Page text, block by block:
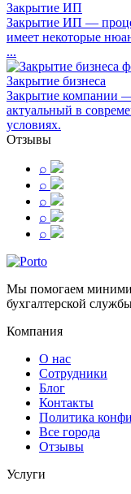
Закрытие ИП
Закрытие ИП —
имеет некоторые
...
Закрытие бизнеса
Закрытие компании
актуальный в
условиях.
Отзывы
⌕
⌕
⌕
⌕
⌕
Мы помогаем
бухгалтерской
Компания
О нас
Сотрудники
Блог
Контакты
Политика
Все города
Отзывы
Услуги